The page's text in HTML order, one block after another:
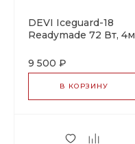
DEVI Iceguard-18
Readymade 72 Вт, 4м
греющий кабель
9 500 ₽
В КОРЗИНУ